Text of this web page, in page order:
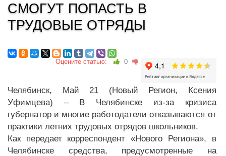
СМОГУТ ПОПАСТЬ В
ТРУДОВЫЕ ОТРЯДЫ
Оцените статью: 0
Челябинск, Май 21 (Новый Регион, Ксения
Уфимцева) – В Челябинске из-за кризиса
губернатор и многие работодатели отказываются от
практики летних трудовых отрядов школьников.
Как передает корреспондент «Нового Региона», в
Челябинске средства, предусмотренные на